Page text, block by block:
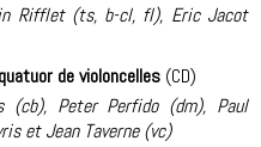
Rifflet (ts, b-cl, fl), Eric Jacot
de violoncelles (CD)
(cb), Peter Perfido (dm), Paul
et Jean Taverne (vc)